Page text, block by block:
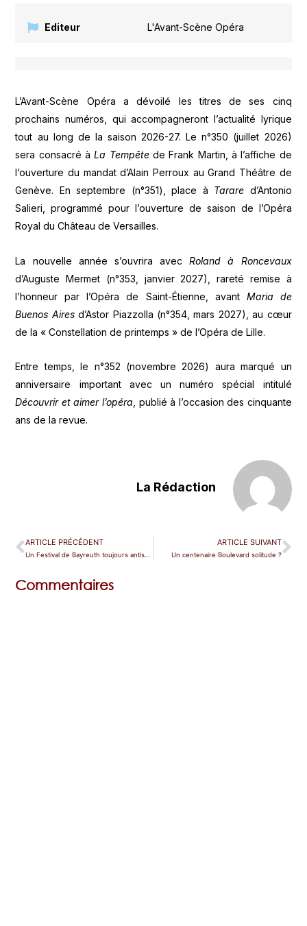
Editeur L'Avant-Scène Opéra
L’Avant-Scène Opéra a dévoilé les titres de ses cinq
prochains numéros, qui accompagneront l’actualité lyrique
tout au long de la saison 2026-27. Le n°350 (juillet 2026)
sera consacré àLa Tempêtede Frank Martin, à l’affiche de
l’ouverture du mandat d’Alain Perroux au Grand Théâtre de
Genève. En septembre (n°351), place à Tarare d’Antonio
Salieri, programmé pour l’ouverture de saison de l’Opéra
Royal du Château de Versailles.
La nouvelle année s’ouvrira avecRoland à Roncevaux
d’Auguste Mermet (n°353, janvier 2027), rareté remise à
l’honneur par l’Opéra de Saint-Étienne, avant Maria de
Buenos Airesd’Astor Piazzolla (n°354, mars 2027), au cœur
de la « Constellation de printemps » de l’Opéra de Lille.
Entre temps, le n°352 (novembre 2026) aura marqué un
anniversaire important avec un numéro spécial intitulé
Découvrir et aimer l’opéra , publié à l’occasion des cinquante
ans de la revue.
La Rédaction
ARTICLE PRÉCÉDENT ARTICLE SUIVANT
Un centenaire Boulevard solitude ?
Commentaires